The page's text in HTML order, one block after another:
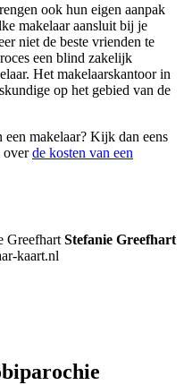
ook hun eigen aanpak
makelaar aansluit bij je
niet de beste vrienden te
een blind zakelijk
Het makelaarskantoor in
op het gebied van de
makelaar? Kijk dan eens
overde kosten van een
Stefanie Greefhart
kaart.nl